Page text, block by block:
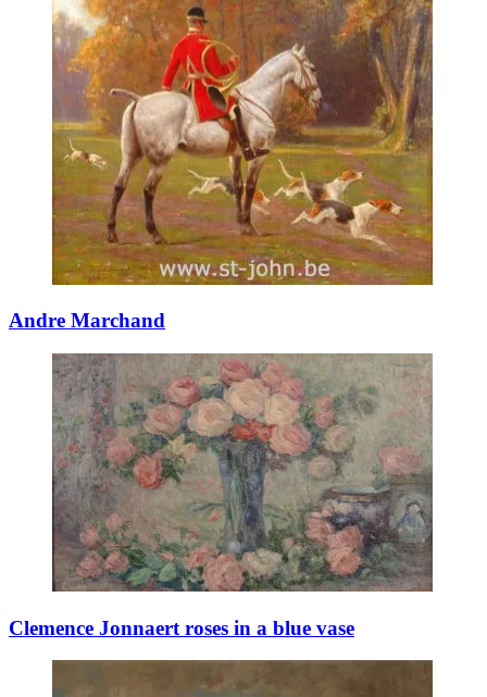
Andre Marchand
Clemence Jonnaert roses in a blue vase